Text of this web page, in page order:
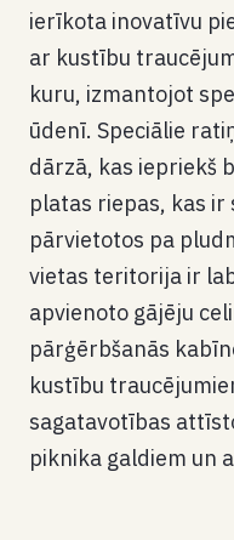
ierīkota inovatīvu
ar kustību
kuru, izmantojot
ūdenī. Speciālie
dārzā, kas iepriekš
platas riepas, kas
pārvietotos pa
vietas teritorija ir
apvienoto gājēju
pārģērbšanās
kustību
sagatavotības
piknika galdiem un